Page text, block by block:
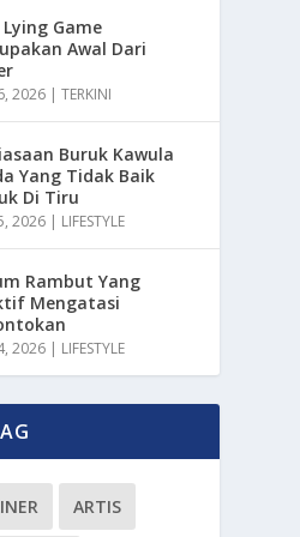
Game
Awal Dari
2026 |TERKINI
Buruk Kawula
Yang Tidak Baik
Di Tiru
2026 | LIFESTYLE
Rambut Yang
Mengatasi
2026 | LIFESTYLE
ARTIS